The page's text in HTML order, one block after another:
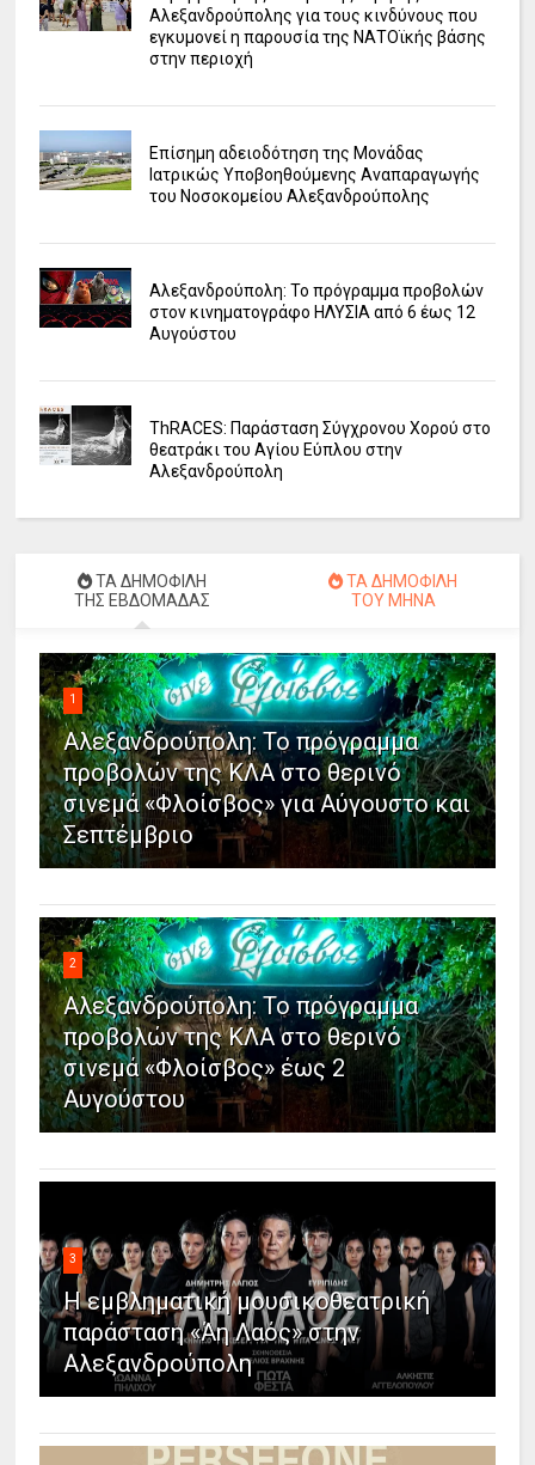
Αλεξανδρούπολης για τους κινδύνους που
εγκυμονεί η παρουσία της ΝΑΤΟϊκής βάσης
στην περιοχή
Επίσημη αδειοδότηση της Μονάδας
Ιατρικώς Υποβοηθούμενης Αναπαραγωγής
του Νοσοκομείου Αλεξανδρούπολης
Αλεξανδρούπολη: Το πρόγραμμα προβολών
στον κινηματογράφο ΗΛΥΣΙΑ από 6 έως 12
Αυγούστου
ΤhRACES: Παράσταση Σύγχρονου Χορού στο
θεατράκι του Αγίου Εύπλου στην
Αλεξανδρούπολη
ΤΑ ΔΗΜΟΦΙΛΗ
ΤΗΣ ΕΒΔΟΜΑΔΑΣ
ΤΑ ΔΗΜΟΦΙΛΗ
ΤΟΥ ΜΗΝΑ
1
Αλεξανδρούπολη: Το πρόγραμμα
προβολών της ΚΛΑ στο θερινό
σινεμά «Φλοίσβος» για Αύγουστο και
Σεπτέμβριο
2
Αλεξανδρούπολη: Το πρόγραμμα
προβολών της ΚΛΑ στο θερινό
σινεμά «Φλοίσβος» έως 2
Αυγούστου
3
Η εμβληματική μουσικοθεατρική
παράσταση «Άη Λαός» στην
Αλεξανδρούπολη